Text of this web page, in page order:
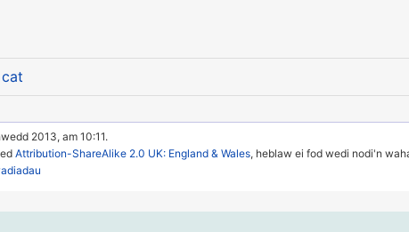
2013, am 10:11.
Attribution-ShareAlike 2.0 UK: England & Wales, heblaw ei fod wedi nodi'n